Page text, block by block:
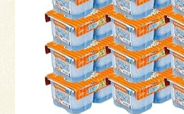
三和建設の強み
リ
会社概要
採用情報